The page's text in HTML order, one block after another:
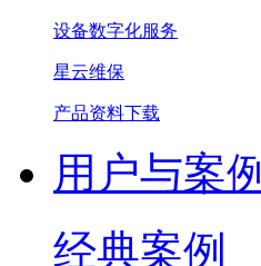
设备数字化服务
星云维保
产品资料下载
用户与案例
经典案例